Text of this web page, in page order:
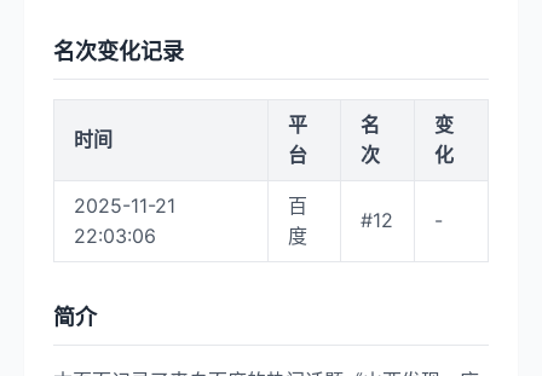
名次变化记录
时间
平
台
名
次
变
化
2025-11-21
22:03:06
百
度
#12 -
简介